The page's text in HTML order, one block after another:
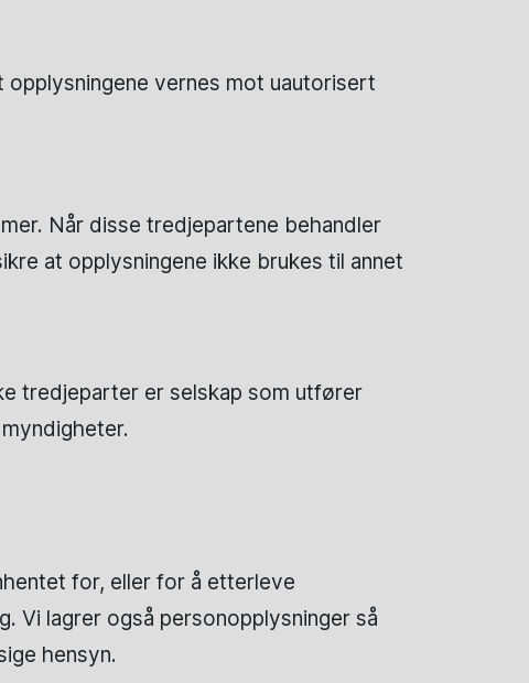
opplysningene vernes mot uautorisert
Når disse tredjepartene behandler
at opplysningene ikke brukes til annet
tredjeparter er selskap som utfører
for, eller for å etterleve
Vi lagrer også personopplysninger så
hensyn.